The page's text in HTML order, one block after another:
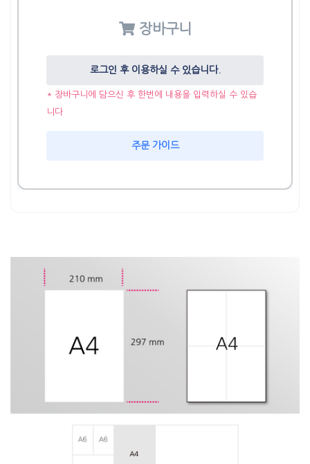
장바구니
로그인 후 이용하실 수 있습니다.
* 장바구니에 담으신 후 한번에 내용을 입력하실 수 있습
니다
주문 가이드